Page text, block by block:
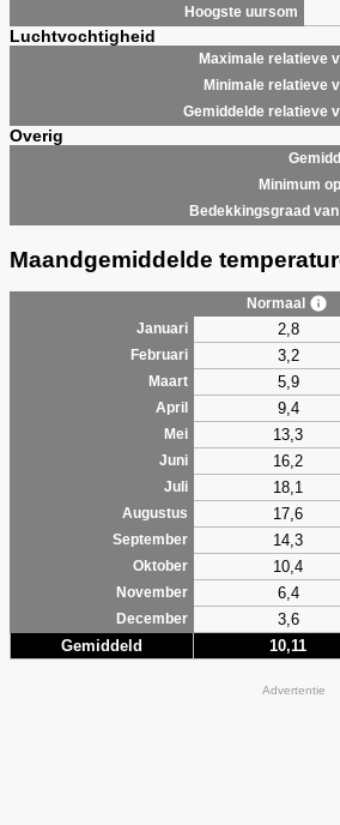
Hoogste uursom
Luchtvochtigheid
Maximale relatieve
Minimale relatieve
Gemiddelde relatieve
Overig
Minimum
Bedekkingsgraad
Maandgemiddelde
Normaal
Januari
2,8
Februari 3,2
Maart 5,9
April 9,4
Mei
13,3
Juni
16,2
Juli
18,1
Augustus
17,6
September
14,3
Oktober
10,4
November
6,4
December
3,6
Gemiddeld 10,11
Advertentie